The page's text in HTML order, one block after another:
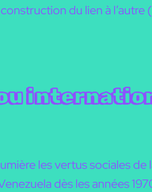
du lien à l’autre
les vertus sociales de
dès les années